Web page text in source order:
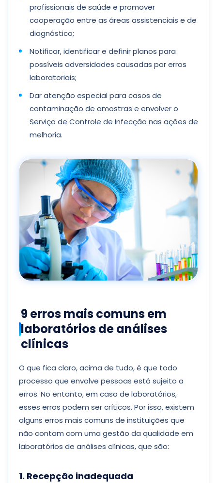
profissionais de saúde e promover
cooperação entre as áreas assistenciais e de
diagnóstico;
Notificar, identificar e definir planos para
possíveis adversidades causadas por erros
laboratoriais;
Dar atenção especial para casos de
contaminação de amostras e envolver o
Serviço de Controle de Infecção nas ações de
melhoria.
9 erros mais comuns em
laboratórios de análises
clínicas
O que fica claro, acima de tudo, é que todo
processo que envolve pessoas está sujeito a
erros. No entanto, em caso de laboratórios,
esses erros podem ser críticos. Por isso, existem
alguns erros mais comuns de instituições que
não contam com uma gestão da qualidade em
laboratórios de análises clínicas, que são:
1. Recepção inadequada